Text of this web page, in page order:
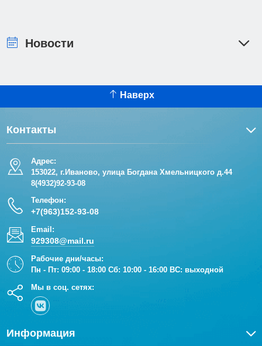
Новости
Наверх
Контакты
Адрес:
153022, г.Иваново, улица Богдана Хмельницкого д.44
8(4932)92-93-08
Телефон:
+7(963)152-93-08
Email:
929308@mail.ru
Рабочие дни/часы:
Пн - Пт: 09:00 - 18:00 Сб: 10:00 - 16:00 ВС: выходной
Мы в соц. сетях:
Информация